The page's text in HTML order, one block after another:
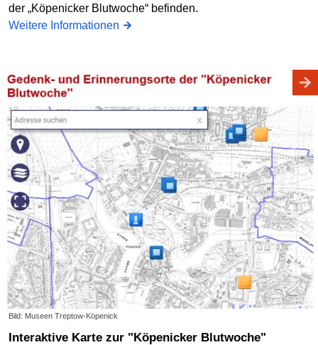
der „Köpenicker Blutwoche“ befinden.
Weitere Informationen
Bild: Museen Treptow-Köpenick
Interaktive Karte zur "Köpenicker Blutwoche"